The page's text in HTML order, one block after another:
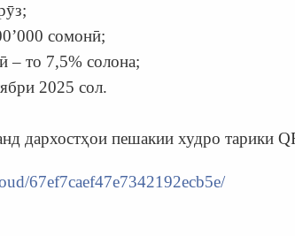
сомонӣ;
– то 7,5% солона;
2025 сол.
дархостҳои пешакии худро тарики
67ef7caef47e7342192ecb5e/